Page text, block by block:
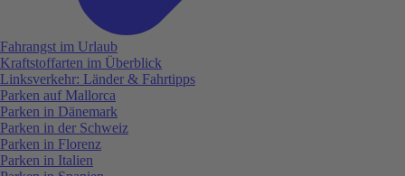
Fahrangst im Urlaub
Kraftstoffarten im Überblick
Linksverkehr: Länder & Fahrtipps
Parken auf Mallorca
Parken in Dänemark
Parken in der Schweiz
Parken in Florenz
Parken in Italien